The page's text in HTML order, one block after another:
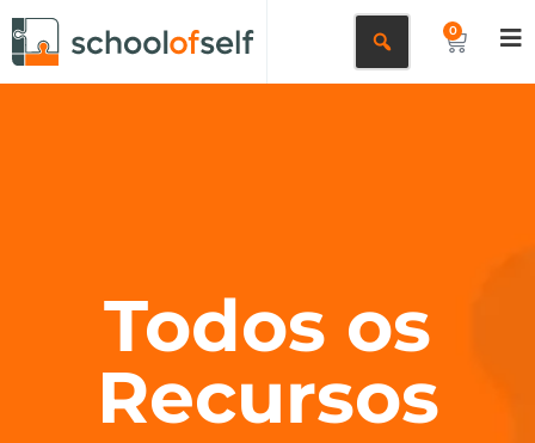
0
Todos os
Recursos